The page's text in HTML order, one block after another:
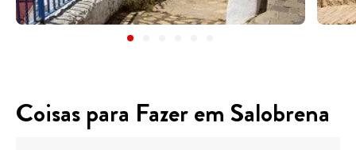
Coisas para Fazer em Salobrena